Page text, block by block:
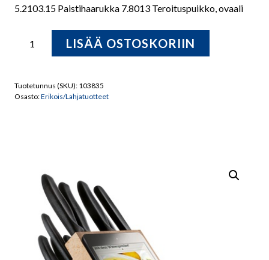
5.2103.15 Paistihaarukka 7.8013 Teroituspuikko, ovaali
Veitsitukki,
Swiss
LISÄÄ OSTOSKORIIN
Tuotetunnus (SKU): 103835
Osasto:Erikois/Lahjatuotteet